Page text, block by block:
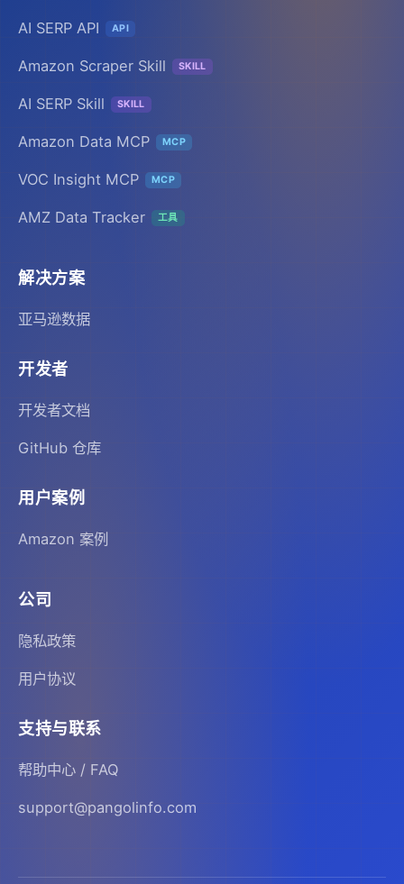
AI SERP API API
Amazon Scraper Skill SKILL
AI SERP Skill SKILL
Amazon Data MCP MCP
VOC Insight MCP MCP
AMZ Data Tracker 工具
解决方案
亚马逊数据
开发者
开发者文档
GitHub 仓库
用户案例
Amazon 案例
公司
隐私政策
用户协议
支持与联系
帮助中心 / FAQ
support@pangolinfo.com